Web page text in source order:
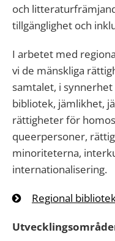
och
tillgänglighet och
I arbetet med
vi de mänskliga
samtalet, i
bibliotek, jämlikhet,
rättigheter för
queerpersoner,
minoriteterna,
internationalisering.
Regional